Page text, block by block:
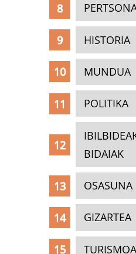
HISTORIA
MUNDUA
POLITIKA
BIDAIAK
OSASUNA
GIZARTEA
TURISMOA